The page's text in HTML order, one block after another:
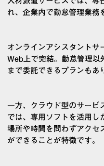
れ、企業内で勤怠管理業務
オンラインアシスタントサ
Web上で完結。勤怠管理以
まで委託できるプランもあ
一方、クラウド型のサービ
では、専用ソフトを活用し
場所や時間を問わずアクセ
ができることが特徴です。